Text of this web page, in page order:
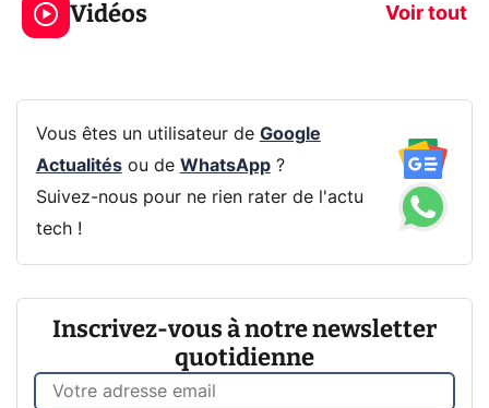
Vidéos Voir tout
CQ32G4ZA !
prochaine
Vous êtes un utilisateur de Google
Actualitésou de WhatsApp?
Suivez-nous pour ne rien rater de l'actu
tech !
Inscrivez-vous à notre newsletter
quotidienne